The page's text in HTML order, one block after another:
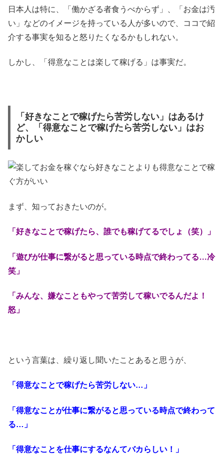
日本人は特に、「働かざる者食うべからず」、「お金は汚
い」などのイメージを持っている人が多いので、ココで紹
介する事実を知ると怒りたくなるかもしれない。
しかし、「得意なことは楽して稼げる」は事実だ。
「好きなことで稼げたら苦労しない」はあるけ
ど、「得意なことで稼げたら苦労しない」はお
かしい
まず、知っておきたいのが。
「好きなことで稼げたら、誰でも稼げてるでしょ（笑）」
「遊びが仕事に繋がると思っている時点で終わってる…冷
笑」
「みんな、嫌なこともやって苦労して稼いでるんだよ！
怒」
という言葉は、繰り返し聞いたことあると思うが、
「得意なことで稼げたら苦労しない…」
「得意なことが仕事に繋がると思っている時点で終わって
る…」
「得意なことを仕事にするなんてバカらしい！」